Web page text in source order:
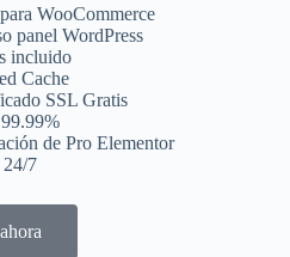
WooCommerce
panel WordPress
incluido
Cache
SSL Gratis
de Pro Elementor
24/7